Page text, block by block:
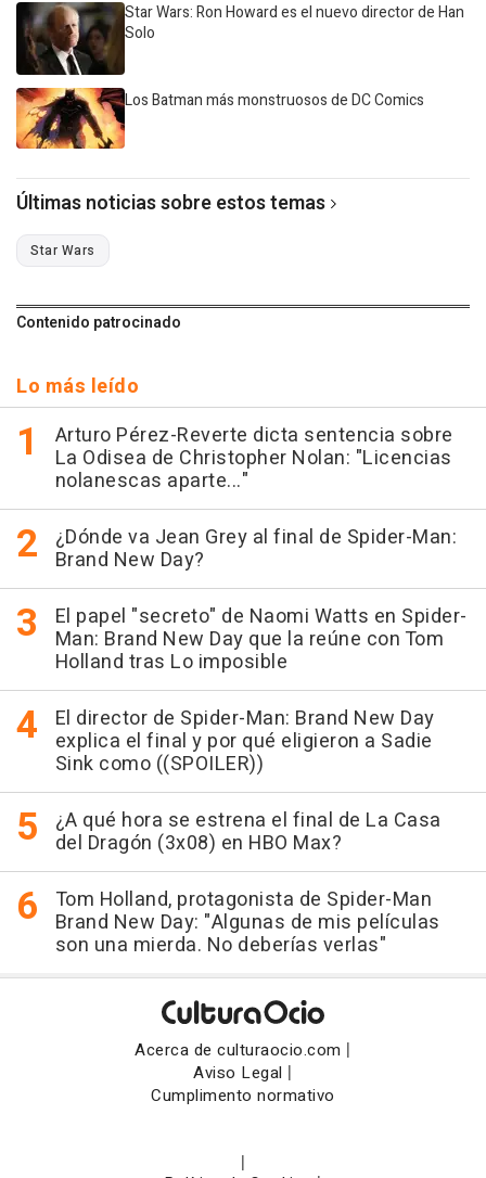
Star Wars: Ron Howard es el nuevo director de Han
Solo
Los Batman más monstruosos de DC Comics
Últimas noticias sobre estos temas
Star Wars
Contenido patrocinado
Lo más leído
Arturo Pérez-Reverte dicta sentencia sobre
La Odisea de Christopher Nolan: "Licencias
nolanescas aparte..."
¿Dónde va Jean Grey al final de Spider-Man:
Brand New Day?
El papel "secreto" de Naomi Watts en Spider-
Man: Brand New Day que la reúne con Tom
Holland tras Lo imposible
El director de Spider-Man: Brand New Day
explica el final y por qué eligieron a Sadie
Sink como ((SPOILER))
¿A qué hora se estrena el final de La Casa
del Dragón (3x08) en HBO Max?
Tom Holland, protagonista de Spider-Man
Brand New Day: "Algunas de mis películas
son una mierda. No deberías verlas"
Acerca de culturaocio.com |
Aviso Legal |
Cumplimento normativo
|